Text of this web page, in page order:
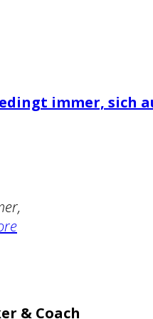
immer, sich
& Coach